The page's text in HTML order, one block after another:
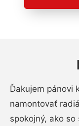
Ďakujem pánovi
namontovať
spokojný, ako